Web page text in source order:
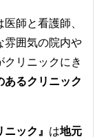
師と看護師、
雰囲気の院内や
リニックにき
あるクリニック
ニック』 は地元